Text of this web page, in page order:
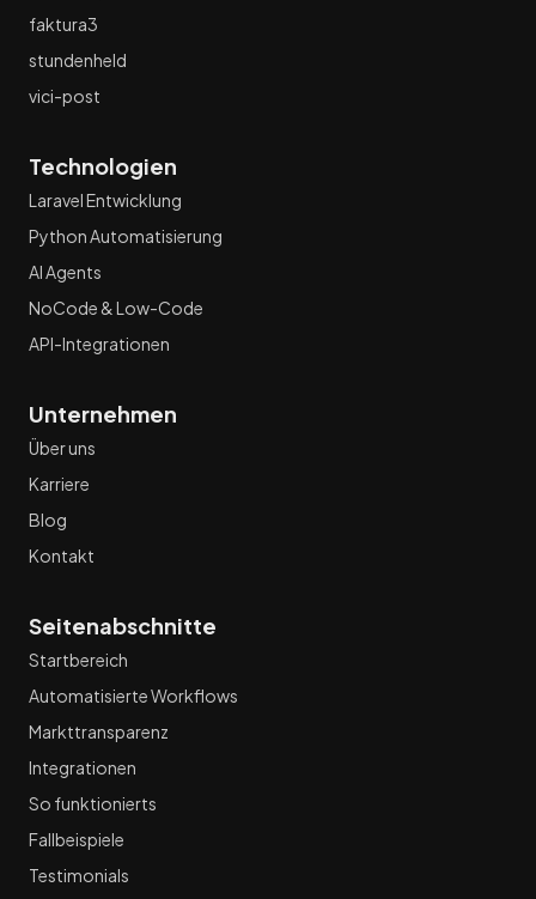
faktura3
stundenheld
vici-post
Technologien
Laravel Entwicklung
Python Automatisierung
AI Agents
NoCode & Low-Code
API-Integrationen
Unternehmen
Über uns
Karriere
Blog
Kontakt
Seitenabschnitte
Startbereich
Automatisierte Workflows
Markttransparenz
Integrationen
So funktionierts
Fallbeispiele
Testimonials